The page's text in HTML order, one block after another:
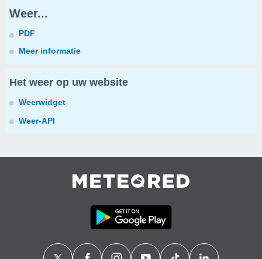
Weer...
PDF
Meer informatie
Het weer op uw website
Weerwidget
Weer-API